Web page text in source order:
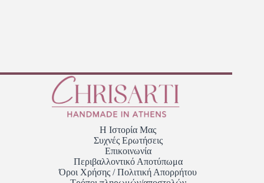
Η Ιστορία Μας
Συχνές Ερωτήσεις
Επικοινωνία
Περιβαλλοντικό Αποτύπωμα
Όροι Χρήσης / Πολιτική Απορρήτου